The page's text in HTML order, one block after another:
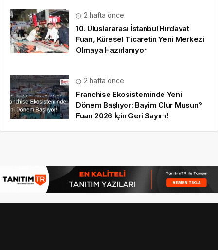
2 hafta önce
10. Uluslararası İstanbul Hırdavat
Fuarı, Küresel Ticaretin Yeni Merkezi
Olmaya Hazırlanıyor
2 hafta önce
Franchise Ekosisteminde Yeni
Dönem Başlıyor: Bayim Olur Musun?
Fuarı 2026 İçin Geri Sayım!